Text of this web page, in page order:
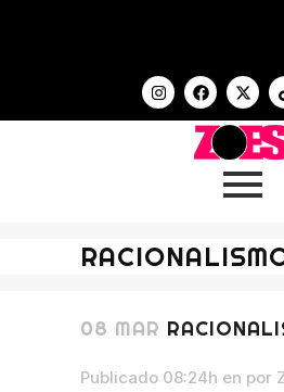
08 MAR
Publicado 08:24h en por